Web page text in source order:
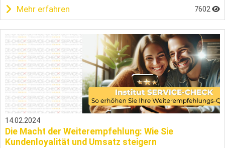
Mehr erfahren 7602
14.02.2024
Die Macht der Weiterempfehlung: Wie Sie
Kundenloyalität und Umsatz steigern